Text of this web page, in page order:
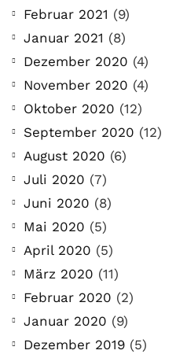
Februar 2021 (9)
Januar 2021 (8)
Dezember 2020 (4)
November 2020 (4)
Oktober 2020 (12)
September 2020 (12)
August 2020 (6)
Juli 2020 (7)
Juni 2020 (8)
Mai 2020 (5)
April 2020 (5)
März 2020 (11)
Februar 2020 (2)
Januar 2020 (9)
Dezember 2019 (5)